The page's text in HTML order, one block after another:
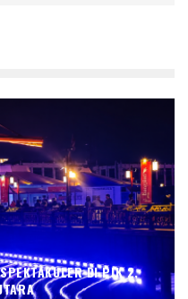
DI PIK 2,